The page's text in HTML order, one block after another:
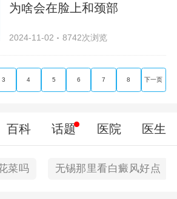
为啥会在脸上和颈部
2024-11-02 8742次浏览
3 4 5 6 7 8 下一页
百科 话题 医院 医生
菜吗 无锡那里看白癜风好点